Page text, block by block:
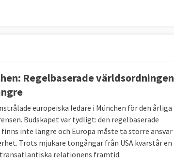
Regelbaserade världsordningen
europeiska ledare i München för den årliga
Budskapet var tydligt: den regelbaserade
inte längre och Europa måste ta större ansvar
Trots mjukare tongångar från USA kvarstår en
relationens framtid.